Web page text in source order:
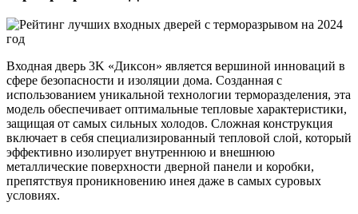
Входная дверь 3K «Диксон» является вершиной инноваций в
сфере безопасности и изоляции дома. Созданная с
использованием уникальной технологии терморазделения, эта
модель обеспечивает оптимальные тепловые характеристики,
защищая от самых сильных холодов. Сложная конструкция
включает в себя специализированный тепловой слой, который
эффективно изолирует внутреннюю и внешнюю
металлические поверхности дверной панели и коробки,
препятствуя проникновению инея даже в самых суровых
условиях.